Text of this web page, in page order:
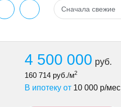
Сначала свежие
4 500 000 руб.
160 714 руб./м2
В ипотеку от 10 000 р/мес